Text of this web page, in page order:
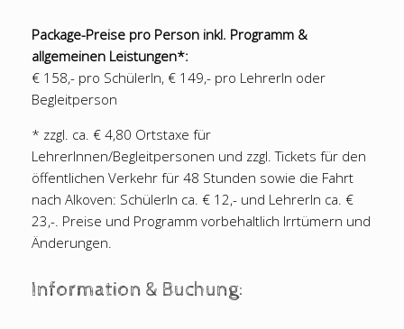
Package-Preise pro Person inkl. Programm &
allgemeinen Leistungen*:
€ 158,- pro SchülerIn, € 149,- pro LehrerIn oder
Begleitperson
* zzgl. ca. € 4,80 Ortstaxe für
LehrerInnen/Begleitpersonen und zzgl. Tickets für den
öffentlichen Verkehr für 48 Stunden sowie die Fahrt
nach Alkoven: SchülerIn ca. € 12,- und LehrerIn ca. €
23,-. Preise und Programm vorbehaltlich Irrtümern und
Änderungen.
Information & Buchung: